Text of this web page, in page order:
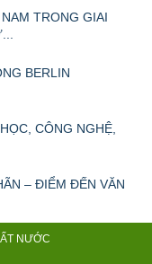
TRONG GIAI
BERLIN
CÔNG NGHỆ,
– ĐIỂM ĐẾN VĂN
NƯỚC